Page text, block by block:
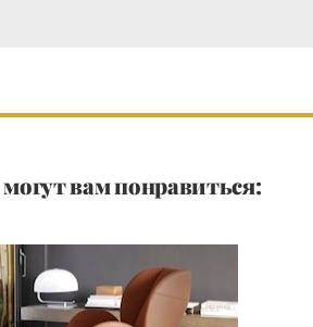
вам понравиться: